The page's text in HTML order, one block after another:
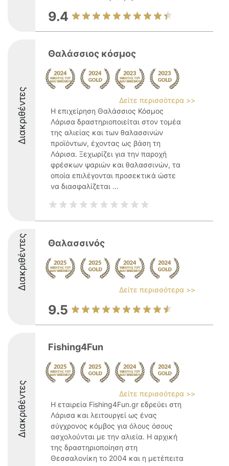
9.4
Διακριθέντες
Θαλάσσιος κόσμος
Δείτε περισσότερα >>
Η επιχείρηση Θαλάσσιος Κόσμος
Λάρισα δραστηριοποιείται στον τομέα
της αλιείας και των θαλασσινών
προϊόντων, έχοντας ως βάση τη
Λάρισα. Ξεχωρίζει για την παροχή
φρέσκων ψαριών και θαλασσινών, τα
οποία επιλέγονται προσεκτικά ώστε
να διασφαλίζεται ...
Διακριθέντες Θαλασσινός
Δείτε περισσότερα >>
9.5
Διακριθέντες
Fishing4Fun
Δείτε περισσότερα >>
Η εταιρεία Fishing4Fun.gr εδρεύει στη
Λάρισα και λειτουργεί ως ένας
σύγχρονος κόμβος για όλους όσους
ασχολούνται με την αλιεία. Η αρχική
της δραστηριοποίηση στη
Θεσσαλονίκη το 2004 και η μετέπειτα